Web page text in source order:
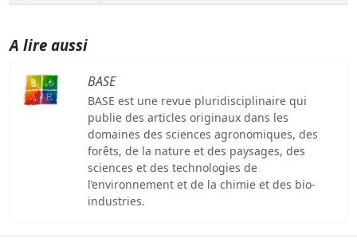
A lire aussi
BASE
BASE est une revue pluridisciplinaire qui
publie des articles originaux dans les
domaines des sciences agronomiques, des
forêts, de la nature et des paysages, des
sciences et des technologies de
l’environnement et de la chimie et des bio-
industries.